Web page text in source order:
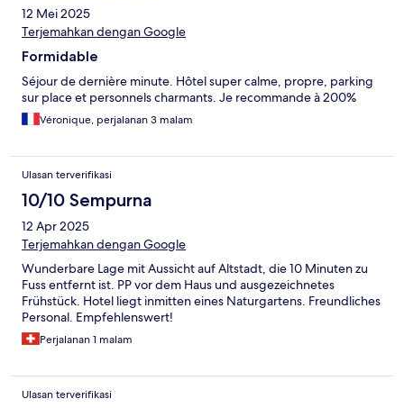
12 Mei 2025
Terjemahkan dengan Google
Formidable
Séjour de dernière minute. Hôtel super calme, propre, parking
sur place et personnels charmants. Je recommande à 200%
Véronique, perjalanan 3 malam
Ulasan terverifikasi
10/10 Sempurna
12 Apr 2025
Terjemahkan dengan Google
Wunderbare Lage mit Aussicht auf Altstadt, die 10 Minuten zu
Fuss entfernt ist. PP vor dem Haus und ausgezeichnetes
Frühstück. Hotel liegt inmitten eines Naturgartens. Freundliches
Personal. Empfehlenswert!
Perjalanan 1 malam
Ulasan terverifikasi